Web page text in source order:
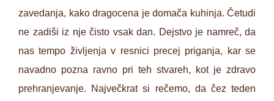
zavedanja, kako dragocena je domača kuhinja. Četudi
ne zadiši iz nje čisto vsak dan. Dejstvo je namreč, da
nas tempo življenja v resnici precej priganja, kar se
navadno pozna ravno pri teh stvareh, kot je zdravo
prehranjevanje. Največkrat si rečemo, da čez teden